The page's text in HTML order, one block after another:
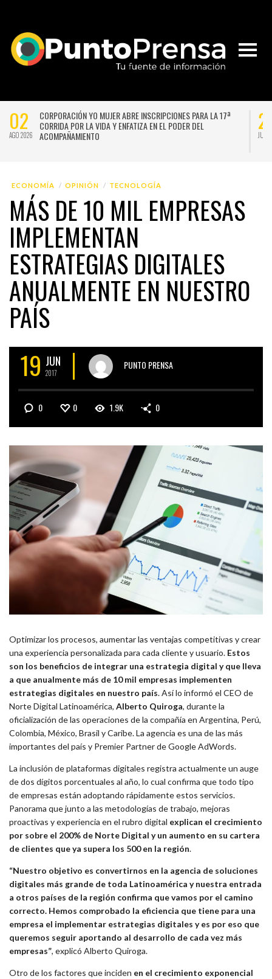
02
AGO 2026
CORPORACIÓN YO MUJER ABRE INSCRIPCIONES PARA LA 17ª
CORRIDA POR LA VIDA Y ENFATIZA EN EL PODER DEL
ACOMPAÑAMIENTO
JUL
ECONOMÍA OPINIÓN TECNOLOGÍA
MÁS DE 10 MIL EMPRESAS
IMPLEMENTAN
ESTRATEGIAS DIGITALES
ANUALMENTE EN NUESTRO
PAÍS
19 JUN
2017
PUNTO PRENSA
0 0 1.9K 0
Optimizar los procesos, aumentar las ventajas competitivas y crear
una experiencia personalizada para cada cliente y usuario. Estos
son los beneficios de integrar una estrategia digital y que lleva
a que anualmente más de 10 mil empresas implementen
estrategias digitales en nuestro país. Así lo informó el CEO de
Norte Digital Latinoamérica, Alberto Quiroga, durante la
oficialización de las operaciones de la compañía en Argentina, Perú,
Colombia, México, Brasil y Caribe. La agencia es una de las más
importantes del país y Premier Partner de Google AdWords.
La inclusión de plataformas digitales registra actualmente un auge
de dos dígitos porcentuales al año, lo cual confirma que todo tipo
de empresas están adoptando rápidamente estos servicios.
Panorama que junto a las metodologías de trabajo, mejoras
proactivas y experiencia en el rubro digital explican el crecimiento
por sobre el 200% de Norte Digital y un aumento en su cartera
de clientes que ya supera los 500 en la región.
“Nuestro objetivo es convertirnos en la agencia de soluciones
digitales más grande de toda Latinoamérica y nuestra entrada
a otros países de la región confirma que vamos por el camino
correcto. Hemos comprobado la eficiencia que tiene para una
empresa el implementar estrategias digitales y es por eso que
queremos seguir aportando al desarrollo de cada vez más
empresas”, explicó Alberto Quiroga.
Otro de los factores que inciden en el crecimiento exponencial